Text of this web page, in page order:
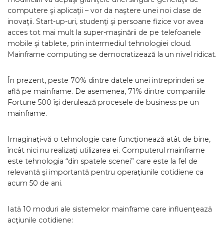
computere şi aplicaţii – vor da naştere unei noi clase de
inovaţii. Start-up-uri, studenţi şi persoane fizice vor avea
acces tot mai mult la super-maşinării de pe telefoanele
mobile şi tablete, prin intermediul tehnologiei cloud.
Mainframe computing se democratizează la un nivel ridicat.
În prezent, peste 70% dintre datele unei intreprinderi se
află pe mainframe. De asemenea, 71% dintre companiile
Fortune 500 îşi derulează procesele de business pe un
mainframe.
Imaginaţi-vă o tehnologie care funcţionează atât de bine,
încât nici nu realizaţi utilizarea ei. Computerul mainframe
este tehnologia “din spatele scenei” care este la fel de
relevantă şi importantă pentru operaţiunile cotidiene ca
acum 50 de ani.
Iată 10 moduri ale sistemelor mainframe care influenţează
acţiunile cotidiene: